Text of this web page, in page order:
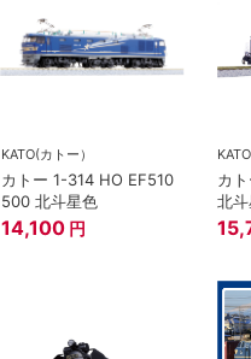
KATO(カトー）
カトー 1-314 HO EF510
500 北斗星色
14,100 円
カ
北